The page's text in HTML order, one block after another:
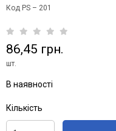
Код PS – 201
86,45 грн.
шт.
В наявності
Кількість